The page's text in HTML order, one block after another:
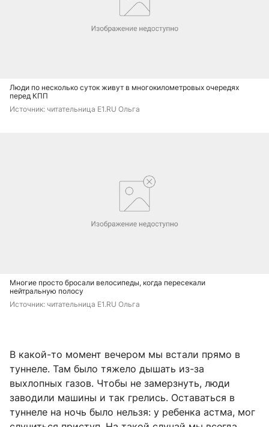
Люди по несколько суток живут в многокилометровых очередях
перед КПП
Источник: читательница E1.RU Ольга
Многие просто бросали велосипеды, когда пересекали
нейтральную полосу
Источник: читательница E1.RU Ольга
В какой-то момент вечером мы встали прямо в
туннеле. Там было тяжело дышать из-за
выхлопных газов. Чтобы не замерзнуть, люди
заводили машины и так грелись. Оставаться в
туннеле на ночь было нельзя: у ребенка астма, мог